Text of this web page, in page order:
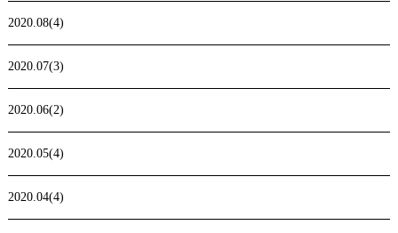
2020.08(4)
2020.07(3)
2020.06(2)
2020.05(4)
2020.04(4)